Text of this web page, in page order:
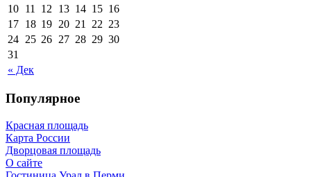
« Дек
10 11 12 13 14 15 16
17 18 19 20 21 22 23
24 25 26 27 28 29 30
31
Популярное
Красная площадь
Карта России
Дворцовая площадь
О сайте